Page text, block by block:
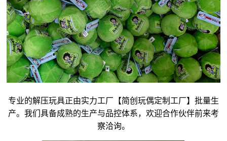
专业的解压玩具正由实力工厂【简创玩偶定制工厂】批量生
产。我们具备成熟的生产与品控体系，欢迎合作伙伴前来考
察洽询。